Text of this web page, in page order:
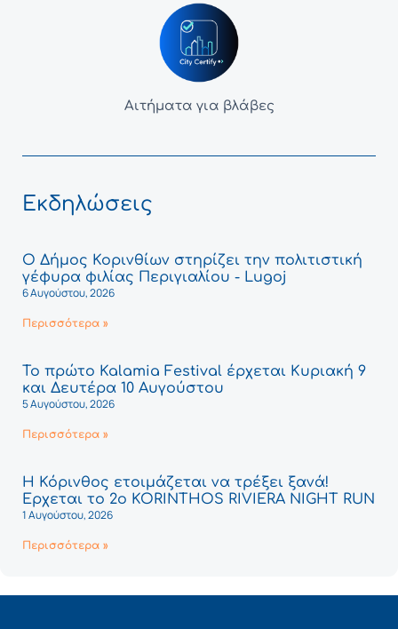
Αιτήματα για βλάβες
Εκδηλώσεις
Ο Δήμος Κορινθίων στηρίζει την πολιτιστική
γέφυρα φιλίας Περιγιαλίου - Lugoj
6 Αυγούστου, 2026
Περισσότερα »
Το πρώτο Kalamia Festival έρχεται Κυριακή 9
και Δευτέρα 10 Αυγούστου
5 Αυγούστου, 2026
Περισσότερα »
Η Κόρινθος ετοιμάζεται να τρέξει ξανά!
Έρχεται το 2ο KORINTHOS RIVIERA NIGHT RUN
1 Αυγούστου, 2026
Περισσότερα »